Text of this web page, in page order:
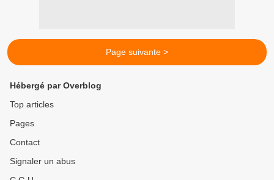
Page suivante >
Hébergé par Overblog
Top articles
Pages
Contact
Signaler un abus